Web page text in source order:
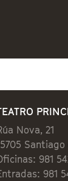
Nova, 21
981
981